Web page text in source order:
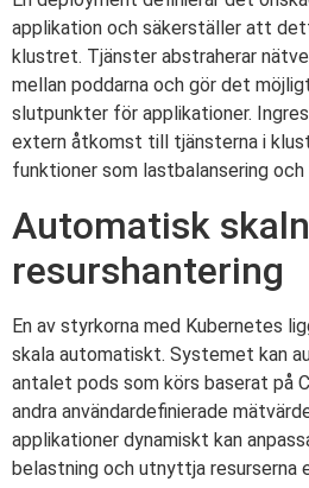
applikation och säkerställer att
klustret. Tjänster abstraherar
mellan poddarna och gör det
slutpunkter för applikationer.
extern åtkomst till tjänsterna i
funktioner som lastbalansering och
Automatisk
resurshantering
En av styrkorna med Kubernetes
skala automatiskt. Systemet kan
antalet pods som körs baserat på
andra användardefinierade
applikationer dynamiskt kan
belastning och utnyttja resurserna